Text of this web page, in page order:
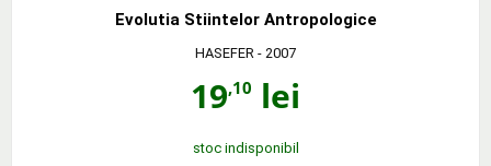
Evolutia Stiintelor Antropologice
HASEFER - 2007
19,10 lei
stoc indisponibil